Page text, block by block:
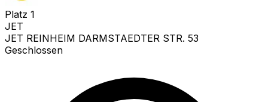
Platz 1
JET
JET REINHEIM DARMSTAEDTER STR. 53
Geschlossen